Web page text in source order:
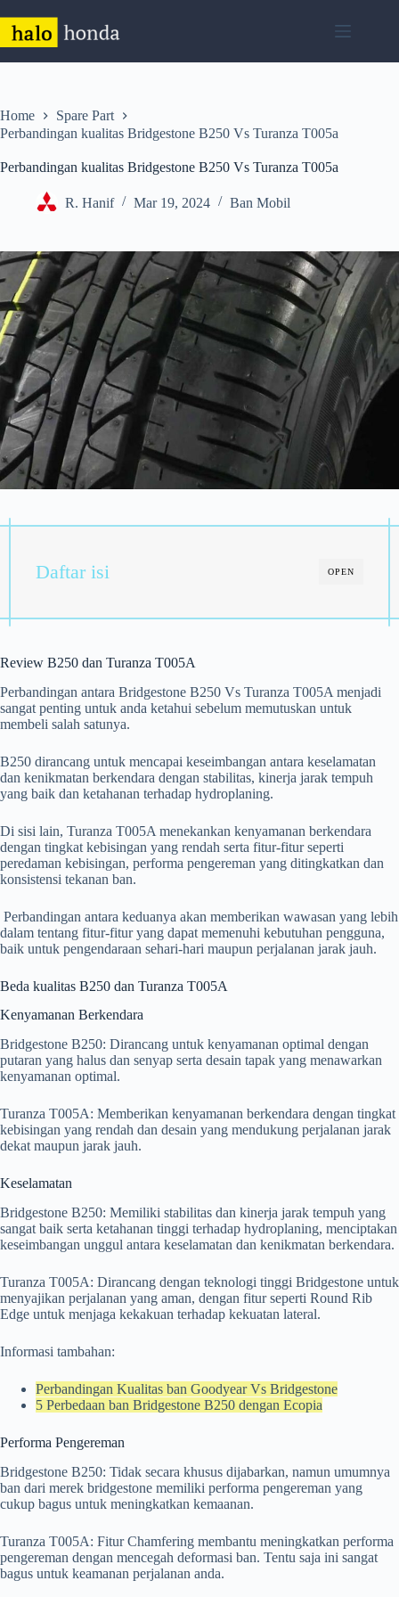
to
content
Home
Spare Part
Perbandingan kualitas Bridgestone B250 Vs Turanza T005a
Perbandingan kualitas Bridgestone B250 Vs Turanza T005a
R. Hanif Mar 19, 2024 Ban Mobil
OPEN
Daftar isi
Review B250 dan Turanza T005A
Perbandingan antara Bridgestone B250 Vs Turanza T005A menjadi
sangat penting untuk anda ketahui sebelum memutuskan untuk
membeli salah satunya.
B250 dirancang untuk mencapai keseimbangan antara keselamatan
dan kenikmatan berkendara dengan stabilitas, kinerja jarak tempuh
yang baik dan ketahanan terhadap hydroplaning.
Di sisi lain, Turanza T005A menekankan kenyamanan berkendara
dengan tingkat kebisingan yang rendah serta fitur-fitur seperti
peredaman kebisingan, performa pengereman yang ditingkatkan dan
konsistensi tekanan ban.
Perbandingan antara keduanya akan memberikan wawasan yang lebih
dalam tentang fitur-fitur yang dapat memenuhi kebutuhan pengguna,
baik untuk pengendaraan sehari-hari maupun perjalanan jarak jauh.
Beda kualitas B250 dan Turanza T005A
Kenyamanan Berkendara
Bridgestone B250: Dirancang untuk kenyamanan optimal dengan
putaran yang halus dan senyap serta desain tapak yang menawarkan
kenyamanan optimal.
Turanza T005A: Memberikan kenyamanan berkendara dengan tingkat
kebisingan yang rendah dan desain yang mendukung perjalanan jarak
dekat maupun jarak jauh.
Keselamatan
Bridgestone B250: Memiliki stabilitas dan kinerja jarak tempuh yang
sangat baik serta ketahanan tinggi terhadap hydroplaning, menciptakan
keseimbangan unggul antara keselamatan dan kenikmatan berkendara.
Turanza T005A: Dirancang dengan teknologi tinggi Bridgestone untuk
menyajikan perjalanan yang aman, dengan fitur seperti Round Rib
Edge untuk menjaga kekakuan terhadap kekuatan lateral.
Informasi tambahan:
Perbandingan Kualitas ban Goodyear Vs Bridgestone
5 Perbedaan ban Bridgestone B250 dengan Ecopia
Performa Pengereman
Bridgestone B250: Tidak secara khusus dijabarkan, namun umumnya
ban dari merek bridgestone memiliki performa pengereman yang
cukup bagus untuk meningkatkan kemaanan.
Turanza T005A: Fitur Chamfering membantu meningkatkan performa
pengereman dengan mencegah deformasi ban. Tentu saja ini sangat
bagus untuk keamanan perjalanan anda.